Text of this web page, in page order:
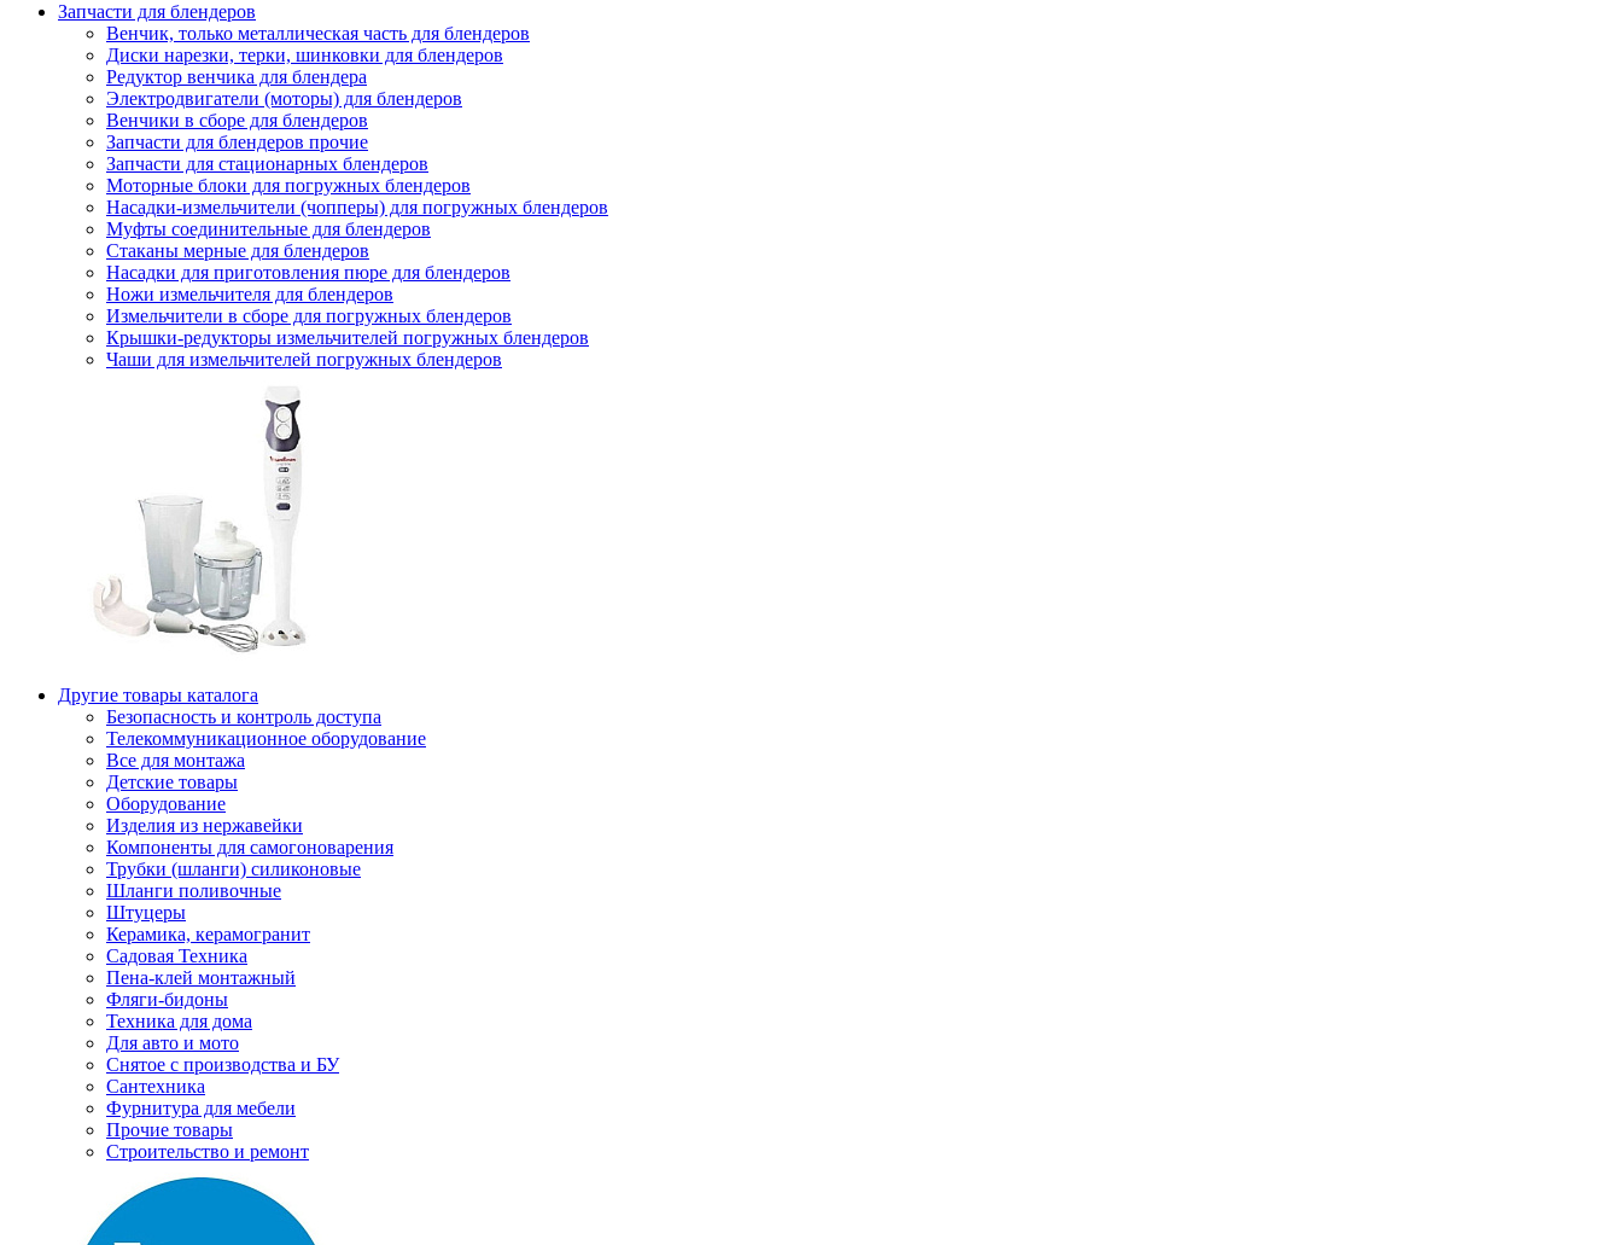
Запчасти для блендеров
Венчик, только металлическая часть для блендеров
Диски нарезки, терки, шинковки для блендеров
Редуктор венчика для блендера
Электродвигатели (моторы) для блендеров
Венчики в сборе для блендеров
Запчасти для блендеров прочие
Запчасти для стационарных блендеров
Моторные блоки для погружных блендеров
Насадки-измельчители (чопперы) для погружных блендеров
Муфты соединительные для блендеров
Стаканы мерные для блендеров
Насадки для приготовления пюре для блендеров
Ножи измельчителя для блендеров
Измельчители в сборе для погружных блендеров
Крышки-редукторы измельчителей погружных блендеров
Чаши для измельчителей погружных блендеров
Другие товары каталога
Безопасность и контроль доступа
Телекоммуникационное оборудование
Все для монтажа
Детские товары
Оборудование
Изделия из нержавейки
Компоненты для самогоноварения
Трубки (шланги) силиконовые
Шланги поливочные
Штуцеры
Керамика, керамогранит
Садовая Техника
Пена-клей монтажный
Фляги-бидоны
Техника для дома
Для авто и мото
Снятое с производства и БУ
Сантехника
Фурнитура для мебели
Прочие товары
Строительство и ремонт